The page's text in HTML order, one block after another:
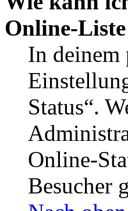
Online-
In deinem
Status“.
Online-
Besucher